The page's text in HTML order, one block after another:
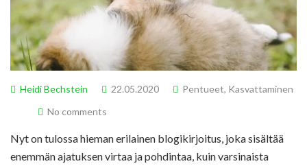
Heidi Bechstein 22.05.2020 Pentueet, Kasvattaminen
No comments
Nyt on tulossa hieman erilainen blogikirjoitus, joka sisältää
enemmän ajatuksen virtaa ja pohdintaa, kuin varsinaista